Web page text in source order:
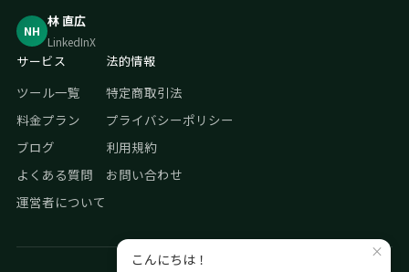
NH
林 直広
LinkedInX
サービス
ツール一覧
料金プラン
ブログ
よくある質問
運営者について
法的情報
特定商取引法
プライバシーポリシー
利用規約
お問い合わせ